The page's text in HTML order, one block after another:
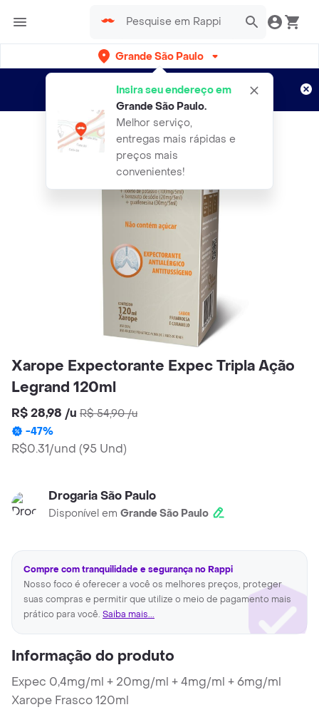
Grande São Paulo
Insira seu endereço em
Grande São Paulo.
Melhor serviço,
entregas mais rápidas e
preços mais
convenientes!
Entregas grátis por 15 dias!
Aplicam T&C
Xarope Expectorante Expec Tripla Ação
Legrand 120ml
R$ 28,98 /u R$ 54,90/u
-47%
R$0.31/und (95 Und)
Drogaria São Paulo
Disponível em Grande São Paulo
Compre com tranquilidade e segurança no Rappi
Nosso foco é oferecer a você os melhores preços, proteger
suas compras e permitir que utilize o meio de pagamento mais
prático para você. Saiba mais...
Informação do produto
Expec 0,4mg/ml + 20mg/ml + 4mg/ml + 6mg/ml
Xarope Frasco 120ml